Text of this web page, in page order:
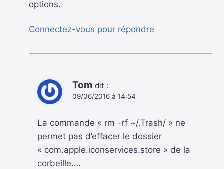
options.
Connectez-vous pour répondre
Tom dit :
09/06/2016 à 14:54
La commande « rm -rf ~/.Trash/ » ne
permet pas d’effacer le dossier
« com.apple.iconservices.store » de la
corbeille….